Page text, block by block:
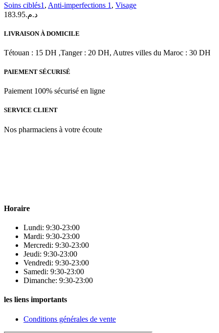
Soin
Global
40ml
Soins ciblés1 , Anti-imperfections 1 , Visage
د.م.183.95
LIVRAISON À DOMICILE
Tétouan : 15 DH ,Tanger : 20 DH, Autres villes du Maroc : 30 DH
PAIEMENT SÉCURISÉ
Paiement 100% sécurisé en ligne
SERVICE CLIENT
Nos pharmaciens à votre écoute
Horaire
Lundi: 9:30-23:00
Mardi: 9:30-23:00
Mercredi: 9:30-23:00
Jeudi: 9:30-23:00
Vendredi: 9:30-23:00
Samedi: 9:30-23:00
Dimanche: 9:30-23:00
les liens importants
Conditions générales de vente